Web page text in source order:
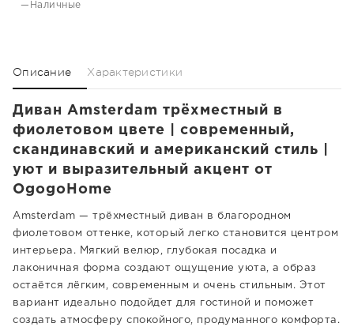
—Наличные
Описание Характеристики
Диван Amsterdam трёхместный в
фиолетовом цвете | современный,
скандинавский и американский стиль |
уют и выразительный акцент от
OgogoHome
Amsterdam — трёхместный диван в благородном
фиолетовом оттенке, который легко становится центром
интерьера. Мягкий велюр, глубокая посадка и
лаконичная форма создают ощущение уюта, а образ
остаётся лёгким, современным и очень стильным. Этот
вариант идеально подойдет для гостиной и поможет
создать атмосферу спокойного, продуманного комфорта.